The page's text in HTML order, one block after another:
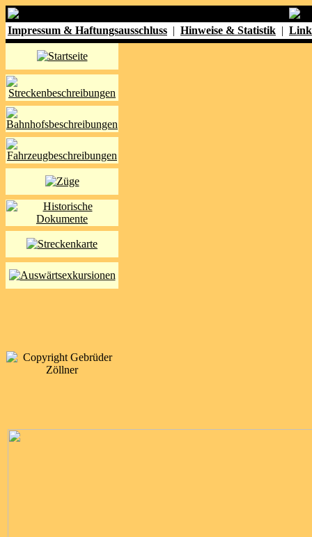
Impressum & Haftungsausschluss | Hinweise & Statistik |